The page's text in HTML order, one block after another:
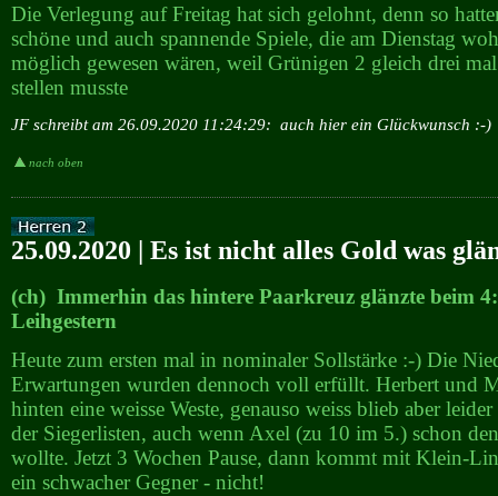
Die Verlegung auf Freitag hat sich gelohnt, denn so
schöne und auch spannende Spiele, die am Dienstag
möglich gewesen wären, weil Grünigen 2 gleich drei
stellen musste
JF schreibt am 26.09.2020 11:24:29: auch hier ein Glückwunsch :-)
nach oben
25.09.2020 | Es ist nicht alles Gold was
(ch) Immerhin das hintere Paarkreuz glänzte beim
Leihgestern
Heute zum ersten mal in nominaler Sollstärke :-) Die
Erwartungen wurden dennoch voll erfüllt. Herbert und
hinten eine weisse Weste, genauso weiss blieb aber
der Siegerlisten, auch wenn Axel (zu 10 im 5.) schon
wollte. Jetzt 3 Wochen Pause, dann kommt mit Klein-
ein schwacher Gegner - nicht!